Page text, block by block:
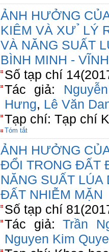
ẢNH HƯỞNG
KIÊM VÀ XƯ ̉ LÝ
VÀ NĂNG SUẤT
BÌNH MINH -
Số tạp chí
Tác giả:
Hưng, Lê Văn
Tạp chí: Tạp chí
Tóm tắt
ẢNH HƯỞNG
ĐỔI TRONG ĐẤT
NĂNG SUẤT
ĐẤT NHIỄM MẶN
Số tạp chí
Tác giả:Trần
Nguyen Kim